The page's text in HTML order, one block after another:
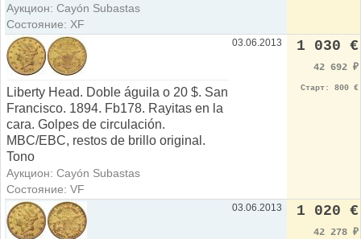
Аукцион: Cayón Subastas
Состояние: XF
Liberty Head. Doble águila o 20 $. San
Francisco. 1894. Fb178. Rayitas en la
cara. Golpes de circulación.
MBC/EBC, restos de brillo original.
Tono
Аукцион: Cayón Subastas
Состояние: VF
03.06.2013 1 030 €
42 692 ₽
Старт: 800 €
03.06.2013 1 020 €
42 278 ₽